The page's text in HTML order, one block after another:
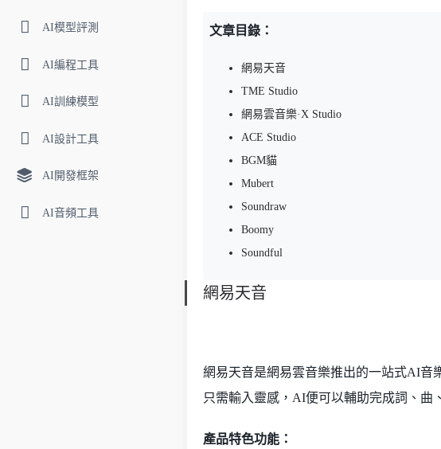
AI模型評測
AI編程工具
AI訓練模型
AI設計工具
AI開發框架
AI音頻工具
文章目錄：
網易天音
TME Studio
網易雲音樂·X Studio
ACE Studio
BGM貓
Mubert
Soundraw
Boomy
Soundful
網易天音
網易天音是網易雲音樂推出的一站式AI音
只需輸入靈感，AI便可以輔助完成詞、曲
產品特色功能：